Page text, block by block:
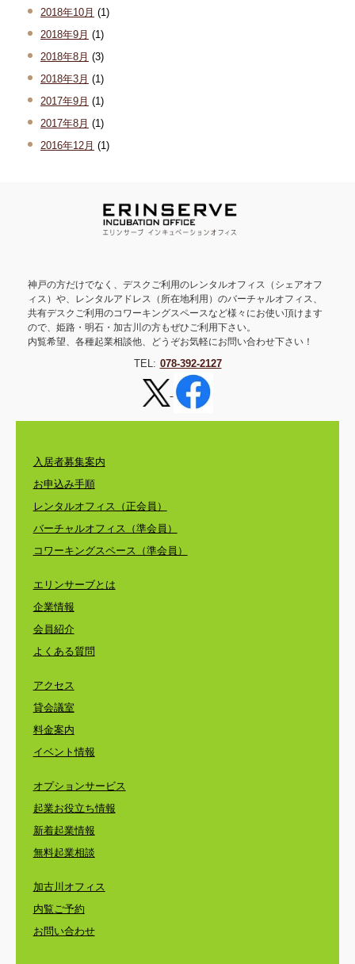
2018年10月 (1)
2018年9月 (1)
2018年8月 (3)
2018年3月 (1)
2017年9月 (1)
2017年8月 (1)
2016年12月 (1)
神戸の方だけでなく、デスクご利用のレンタルオフィス（シェアオフ
ィス）や、レンタルアドレス（所在地利用）のバーチャルオフィス、
共有デスクご利用のコワーキングスペースなど様々にお使い頂けます
ので、姫路・明石・加古川の方もぜひご利用下さい。
内覧希望、各種起業相談他、どうぞお気軽にお問い合わせ下さい！
TEL: 078-392-2127
入居者募集案内
お申込み手順
レンタルオフィス（正会員）
バーチャルオフィス（準会員）
コワーキングスペース（準会員）
エリンサーブとは
企業情報
会員紹介
よくある質問
アクセス
貸会議室
料金案内
イベント情報
オプションサービス
起業お役立ち情報
新着起業情報
無料起業相談
加古川オフィス
内覧ご予約
お問い合わせ